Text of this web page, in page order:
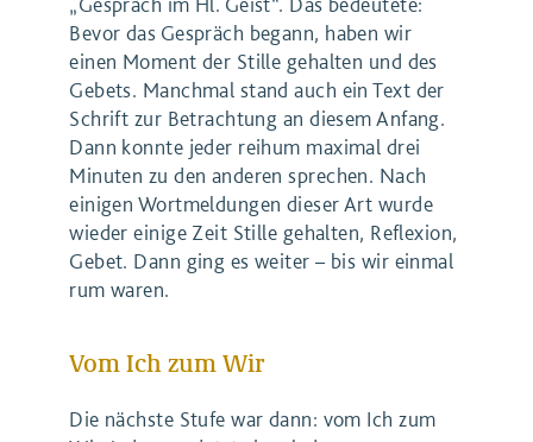
Bevor das Gespräch begann, haben wir
einen Moment der Stille gehalten und des
Gebets. Manchmal stand auch ein Text der
Schrift zur Betrachtung an diesem Anfang.
Dann konnte jeder reihum maximal drei
Minuten zu den anderen sprechen. Nach
einigen Wortmeldungen dieser Art wurde
wieder einige Zeit Stille gehalten, Reflexion,
Gebet. Dann ging es weiter – bis wir einmal
rum waren.
Vom Ich zum Wir
Die nächste Stufe war dann: vom Ich zum